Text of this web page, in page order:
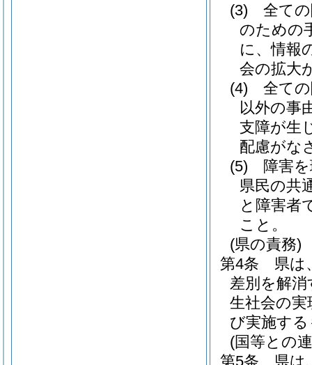
(3)
全て
のための
に、情報
会の拡大
(4)
全て
以外の事
支障が生
配慮がな
(5)
障害
県民の共
と障害者
こと。
(県の責務)
第4条
県は
差別を解
生社会の
び実施す
(国等との
第5条
県は